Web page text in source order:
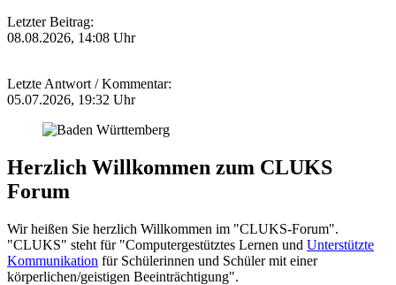
Letzter Beitrag:
08.08.2026, 14:08 Uhr
Letzte Antwort / Kommentar:
05.07.2026, 19:32 Uhr
Herzlich Willkommen zum CLUKS
Forum
Wir heißen Sie herzlich Willkommen im "CLUKS-Forum".
"CLUKS" steht für "Computergestütztes Lernen und Unterstützte
Kommunikation für Schülerinnen und Schüler mit einer
körperlichen/geistigen Beeinträchtigung".